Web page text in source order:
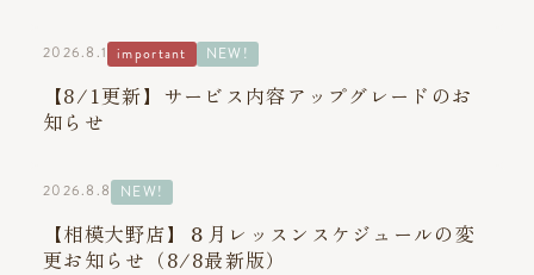
2026.8.1 important NEW!
【8/1更新】サービス内容アップグレードのお
知らせ
2026.8.8 NEW!
【相模大野店】８月レッスンスケジュールの変
更お知らせ（8/8最新版）